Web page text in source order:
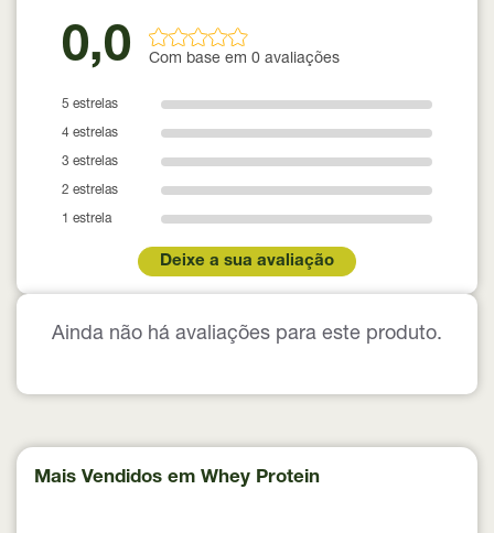
0,0 Com base em 0 avaliações
5 estrelas
4 estrelas
3 estrelas
2 estrelas
1 estrela
Deixe a sua avaliação
Ainda não há avaliações para este produto.
Mais Vendidos em Whey Protein